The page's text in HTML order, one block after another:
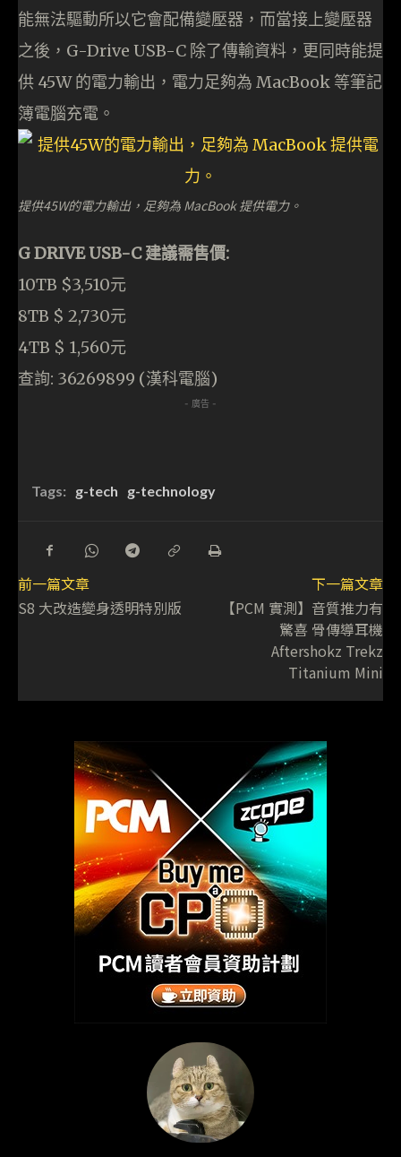
能無法驅動所以它會配備變壓器，而當接上變壓器
之後，G-Drive USB-C 除了傳輸資料，更同時能提
供 45W 的電力輸出，電力足夠為 MacBook 等筆記
簿電腦充電。
提供45W的電力輸出，足夠為 MacBook 提供電力。
G DRIVE USB-C 建議需售價:
10TB $3,510元
8TB $ 2,730元
4TB $ 1,560元
查詢: 36269899 (漢科電腦)
- 廣告 -
Tags: g-tech g-technology
前一篇文章
S8 大改造變身透明特別版
下一篇文章
【PCM 實測】音質推力有
驚喜 骨傳導耳機
Aftershokz Trekz
Titanium Mini